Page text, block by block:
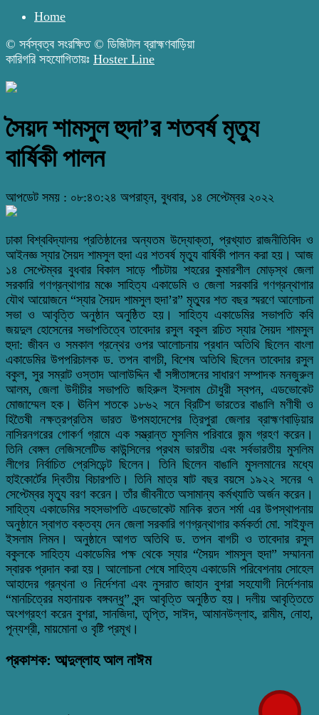
Home
© সর্বস্বত্ব সংরক্ষিত © ডিজিটাল ব্রাহ্মণবাড়িয়া
কারিগরি সহযোগিতায়ঃ Hoster Line
সৈয়দ শামসুল হুদা’র শতবর্ষ মৃত্যু
বার্ষিকী পালন
আপডেট সময় : ০৮:৪৩:২৪ অপরাহ্ন, বুধবার, ১৪ সেপ্টেম্বর ২০২২
ঢাকা বিশ্ববিদ্যালয় প্রতিষ্ঠানের অন্যতম উদ্যোক্তা, প্রখ্যাত রাজনীতিবিদ ও
আইনজ্ঞ স্যার সৈয়দ শামসুল হুদা এর শতবর্ষ মৃত্যু বার্ষিকী পালন করা হয়। আজ
১৪ সেপ্টেম্বর বুধবার বিকাল সাড়ে পাঁচটায় শহরের কুমারশীল মোড়স্থ জেলা
সরকারি গণগ্রন্থাগার মঞ্চে সাহিত্য একাডেমি ও জেলা সরকারি গণগ্রন্থাগার
যৌথ আয়োজনে “স্যার সৈয়দ শামসুল হুদা’র” মৃত্যুর শত বছর স্মরণে আলোচনা
সভা ও আবৃত্তি অনুষ্ঠান অনুষ্ঠিত হয়। সাহিত্য একাডেমির সভাপতি কবি
জয়দুল হোসেনের সভাপতিত্বে তাবেদার রসুল বকুল রচিত স্যার সৈয়দ শামসুল
হুদা: জীবন ও সমকাল গ্রন্থের ওপর আলোচনায় প্রধান অতিথি ছিলেন বাংলা
একাডেমির উপপরিচালক ড. তপন বাগচী, বিশেষ অতিথি ছিলেন তাবেদার রসুল
বকুল, সুর সম্রাট ওস্তাদ আলাউদ্দিন খাঁ সঙ্গীতাঙ্গনের সাধারণ সম্পাদক মনজুরুল
আলম, জেলা উদীচীর সভাপতি জহিরুল ইসলাম চৌধুরী স্বপন, এডভোকেট
মোজাম্মেল হক। ঊনিশ শতকে ১৮৬২ সনে ব্রিটিশ ভারতের বাঙালি মণীষী ও
হিতৈষী নক্ষত্রপ্রতিম ভারত উপমহাদেশের ত্রিপুরা জেলার ব্রাহ্মণবাড়িয়ার
নাসিরনগরের গোকর্ণ গ্রামে এক সম্ভ্রান্ত মুসলিম পরিবারে জন্ম গ্রহণ করেন।
তিনি বেঙ্গল লেজিসলেটিভ কাউন্সিলের প্রথম ভারতীয় এবং সর্বভারতীয় মুসলিম
লীগের নির্বাচিত প্রেসিডেন্ট ছিলেন। তিনি ছিলেন বাঙালি মুসলমানের মধ্যে
হাইকোর্টের দ্বিতীয় বিচারপতি। তিনি মাত্র ষাট বছর বয়সে ১৯২২ সনের ৭
সেপ্টেম্বর মৃত্যু বরণ করেন। তাঁর জীবনীতে অসামান্য কর্মখ্যাতি অর্জন করেন।
সাহিত্য একাডেমির সহসভাপতি এডভোকেট মানিক রতন শর্মা এর উপস্থাপনায়
অনুষ্ঠানে স্বাগত বক্তব্য দেন জেলা সরকারি গণগ্রন্থাগার কর্মকর্তা মো. সাইফুল
ইসলাম লিমন। অনুষ্ঠানে আগত অতিথি ড. তপন বাগচী ও তাবেদার রসুল
বকুলকে সাহিত্য একাডেমির পক্ষ থেকে স্যার “সৈয়দ শামসুল হুদা” সম্মাননা
স্বারক প্রদান করা হয়। আলোচনা শেষে সাহিত্য একাডেমি পরিবেশনায় সোহেল
আহাদের গ্রন্থনা ও নির্দেশনা এবং নুসরাত জাহান বুশরা সহযোগী নির্দেশনায়
“মানচিত্রের মহানায়ক বঙ্গবন্ধু” বৃন্দ আবৃত্তি অনুষ্ঠিত হয়। দলীয় আবৃত্তিতে
অংশগ্রহণ করেন বুশরা, সানজিদা, তৃপ্তি, সাঈদ, আমানউল্লাহ, রামীম, নোহা,
পূন্যশ্রী, মায়মোনা ও বৃষ্টি প্রমূখ।
প্রকাশক: আব্দুল্লাহ আল নাঈম